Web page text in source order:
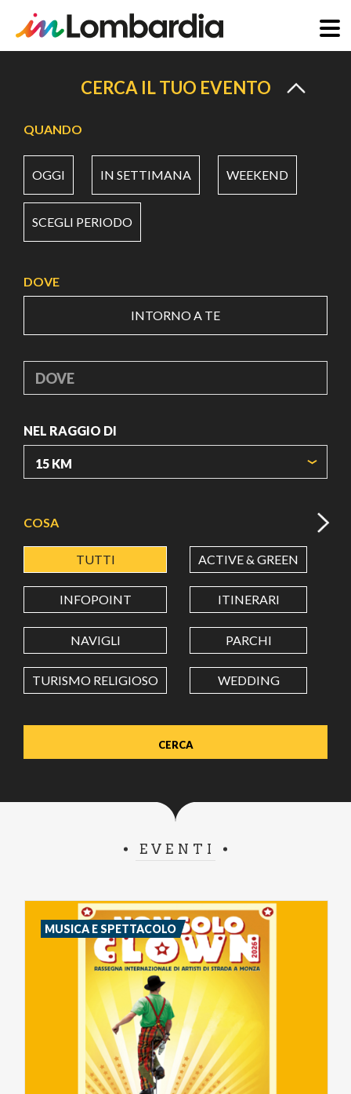
principale
CERCA IL TUO EVENTO
QUANDO
OGGI IN SETTIMANA WEEKEND
SCEGLI PERIODO
DOVE
INTORNO A TE
DOVE
NEL RAGGIO DI
LATITUDINE
LONGITUDINE
Value in decimal degrees. Use dot (.) as decimal separator.
COSA
TUTTI ACTIVE & GREEN
INFOPOINT ITINERARI
NAVIGLI PARCHI
TURISMO RELIGIOSO WEDDING
EVENTI
MUSICA E SPETTACOLO